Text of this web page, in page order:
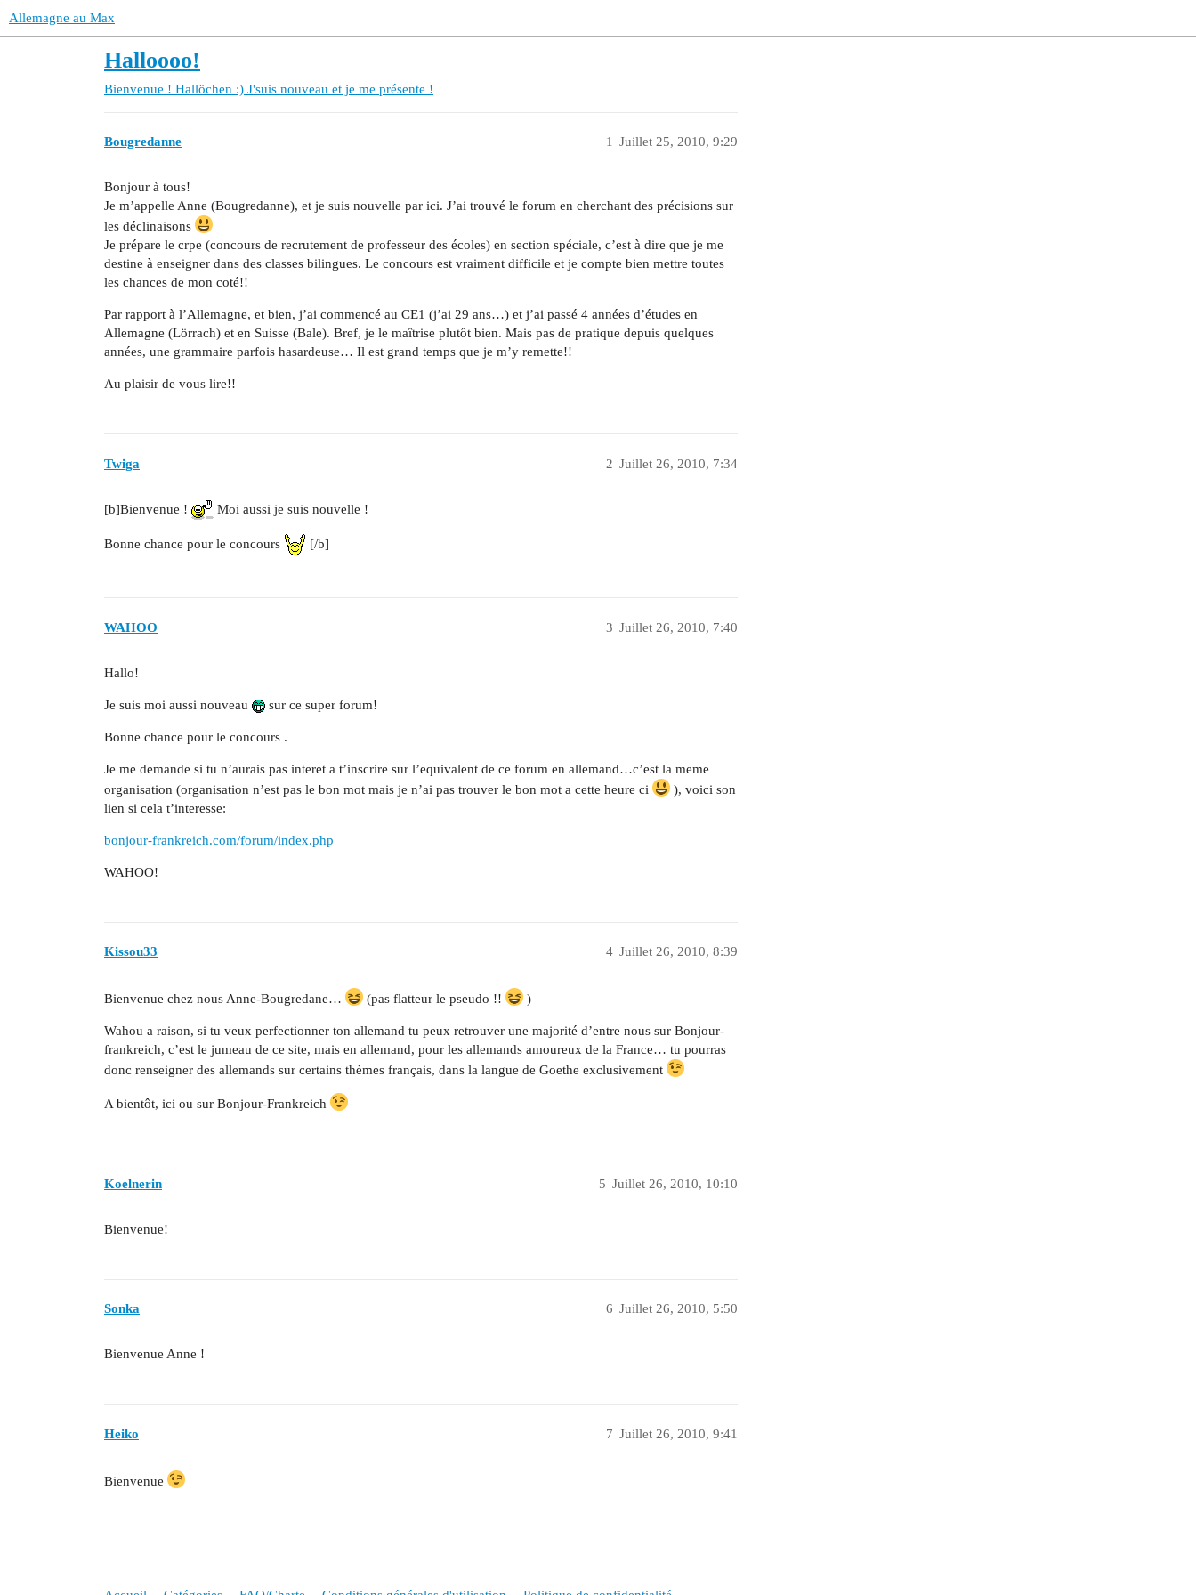
Allemagne au Max
Halloooo!
Bienvenue ! Hallöchen :) J'suis nouveau et je me présente !
Bougredanne Juillet 25, 2010, 9:29
1
Bonjour à tous!
Je m’appelle Anne (Bougredanne), et je suis nouvelle par ici. J’ai trouvé le forum en cherchant des précisions sur
les déclinaisons
Je prépare le crpe (concours de recrutement de professeur des écoles) en section spéciale, c’est à dire que je me
destine à enseigner dans des classes bilingues. Le concours est vraiment difficile et je compte bien mettre toutes
les chances de mon coté!!
Par rapport à l’Allemagne, et bien, j’ai commencé au CE1 (j’ai 29 ans…) et j’ai passé 4 années d’études en
Allemagne (Lörrach) et en Suisse (Bale). Bref, je le maîtrise plutôt bien. Mais pas de pratique depuis quelques
années, une grammaire parfois hasardeuse… Il est grand temps que je m’y remette!!
Au plaisir de vous lire!!
Twiga Juillet 26, 2010, 7:34
2
[b]Bienvenue ! Moi aussi je suis nouvelle !
Bonne chance pour le concours [/b]
WAHOO Juillet 26, 2010, 7:40
3
Hallo!
Je suis moi aussi nouveau sur ce super forum!
Bonne chance pour le concours .
Je me demande si tu n’aurais pas interet a t’inscrire sur l’equivalent de ce forum en allemand…c’est la meme
organisation (organisation n’est pas le bon mot mais je n’ai pas trouver le bon mot a cette heure ci
), voici son
lien si cela t’interesse:
bonjour-frankreich.com/forum/index.php
WAHOO!
Kissou33 Juillet 26, 2010, 8:39
4
Bienvenue chez nous Anne-Bougredane… (pas flatteur le pseudo !! )
Wahou a raison, si tu veux perfectionner ton allemand tu peux retrouver une majorité d’entre nous sur Bonjour-
frankreich, c’est le jumeau de ce site, mais en allemand, pour les allemands amoureux de la France… tu pourras
donc renseigner des allemands sur certains thèmes français, dans la langue de Goethe exclusivement
A bientôt, ici ou sur Bonjour-Frankreich
Koelnerin Juillet 26, 2010, 10:10
5
Bienvenue!
Sonka Juillet 26, 2010, 5:50
6
Bienvenue Anne !
Heiko Juillet 26, 2010, 9:41
7
Bienvenue